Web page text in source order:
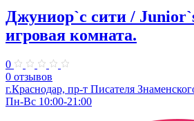
Джуниор`с сити /
игровая комната.
0
0 отзывов
​г.Краснодар, пр-т Писателя
Пн-Вс 10:00-21:00